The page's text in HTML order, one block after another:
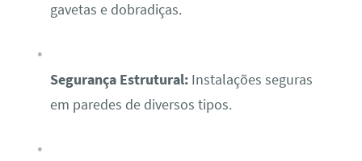
gavetas e dobradiças.
Segurança Estrutural:Instalações seguras
em paredes de diversos tipos.